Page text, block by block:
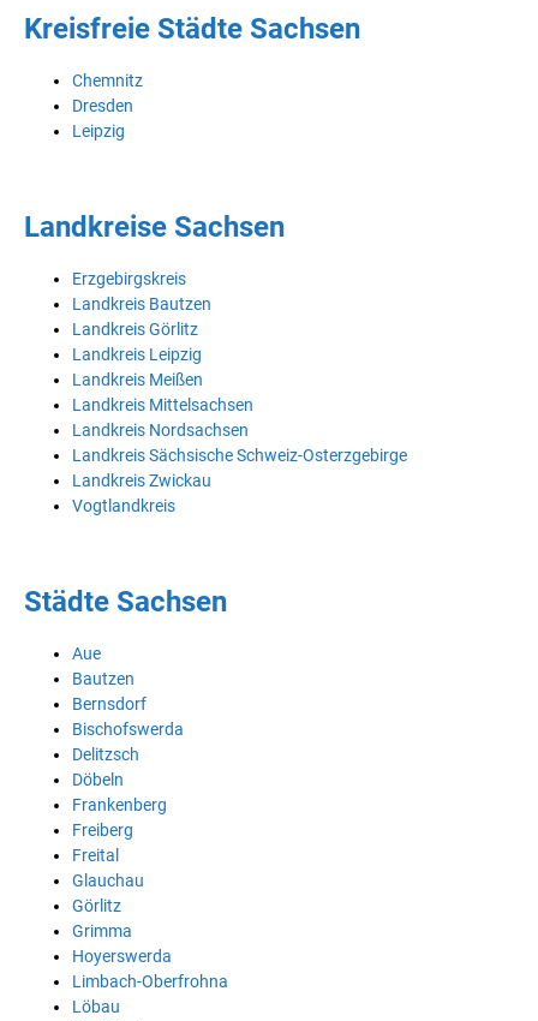
Kreisfreie Städte Sachsen
Chemnitz
Dresden
Leipzig
Landkreise Sachsen
Erzgebirgskreis
Landkreis Bautzen
Landkreis Görlitz
Landkreis Leipzig
Landkreis Meißen
Landkreis Mittelsachsen
Landkreis Nordsachsen
Landkreis Sächsische Schweiz-Osterzgebirge
Landkreis Zwickau
Vogtlandkreis
Städte Sachsen
Aue
Bautzen
Bernsdorf
Bischofswerda
Delitzsch
Döbeln
Frankenberg
Freiberg
Freital
Glauchau
Görlitz
Grimma
Hoyerswerda
Limbach-Oberfrohna
Löbau